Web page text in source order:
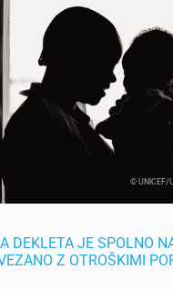
© UNICEF/
DEKLETA JE SPOLNO
Z OTROŠKIMI